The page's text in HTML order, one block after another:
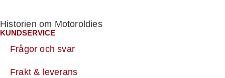
Historien om Motoroldies
KUNDSERVICE
Frågor och svar
Frakt & leverans